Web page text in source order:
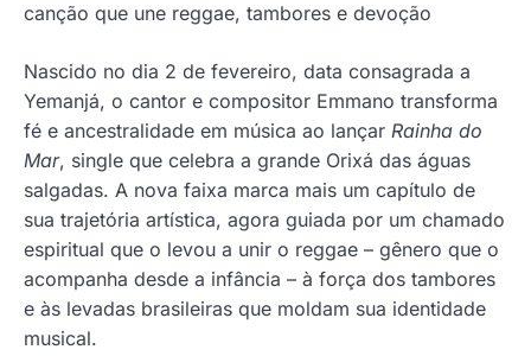
canção que une reggae, tambores e devoção
Nascido no dia 2 de fevereiro, data consagrada a
Yemanjá, o cantor e compositor Emmano transforma
fé e ancestralidade em música ao lançar Rainha do
Mar, single que celebra a grande Orixá das águas
salgadas. A nova faixa marca mais um capítulo de
sua trajetória artística, agora guiada por um chamado
espiritual que o levou a unir o reggae – gênero que o
acompanha desde a infância – à força dos tambores
e às levadas brasileiras que moldam sua identidade
musical.